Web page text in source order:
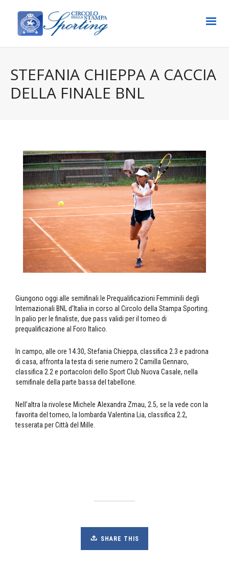
STEFANIA CHIEPPA A CACCIA
DELLA FINALE BNL
Giungono oggi alle semifinali le Prequalificazioni Femminili degli
Internazionali BNL d’Italia in corso al Circolo della Stampa Sporting.
In palio per le finaliste, due pass validi per il torneo di
prequalificazione al Foro Italico.
In campo, alle ore 14.30, Stefania Chieppa, classifica 2.3 e padrona
di casa, affronta la testa di serie numero 2 Camilla Gennaro,
classifica 2.2 e portacolori dello Sport Club Nuova Casale, nella
semifinale della parte bassa del tabellone.
Nell’altra la rivolese Michele Alexandra Zmau, 2.5, se la vede con la
favorita del torneo, la lombarda Valentina Lia, classifica 2.2,
tesserata per Città del Mille.
SHARE THIS